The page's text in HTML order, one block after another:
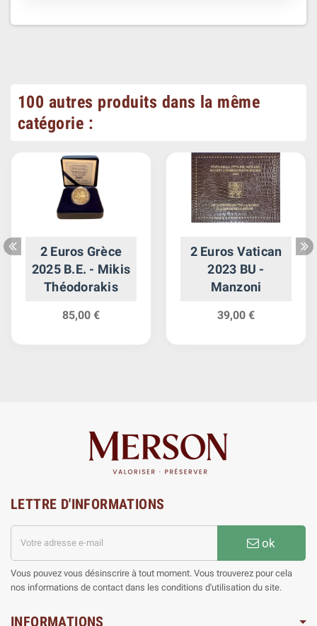
100 autres produits dans la même
catégorie :
2 Euros Grèce
2025 B.E. - Mikis
Théodorakis
85,00 €
2 Euros Vatican
2023 BU -
Manzoni
39,00 €
LETTRE D'INFORMATIONS
ok
Vous pouvez vous désinscrire à tout moment. Vous trouverez pour cela
nos informations de contact dans les conditions d'utilisation du site.
INFORMATIONS